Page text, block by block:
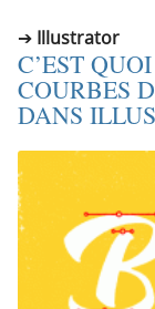
i
n
c
a
l
e
e
n
u
Illustrator
C’EST
COURBES
DANS